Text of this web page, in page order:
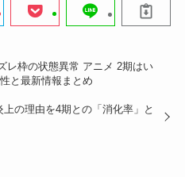
レ枠の状態異常 アニメ 2期はい
と最新情報まとめ
の理由を4期との「消化率」と